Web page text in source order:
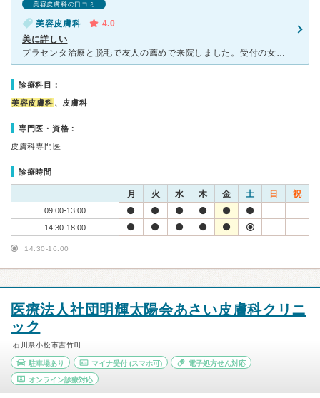
美容皮膚科の口コミ
美容皮膚科
4.0
美に詳しい
プラセンタ治療と脱毛で友人の薦めで来院しました。受付の女性は丁寧で信頼できる対応で好感が持てます。 プラセンタ治療については他で同治療を行っている病院よりも待ち時間も少なく料金体系も安心できまし
診療科目：
美容皮膚科 、皮膚科
専門医・資格：
皮膚科専門医
診療時間
月 火 水 木 金 土 日 祝
09:00-13:00
14:30-18:00
14:30-16:00
医療法人社団明輝太陽会あさい皮膚科クリニ
ック
石川県小松市吉竹町
駐車場あり マイナ受付(スマホ可) 電子処方せん対応
オンライン診療対応